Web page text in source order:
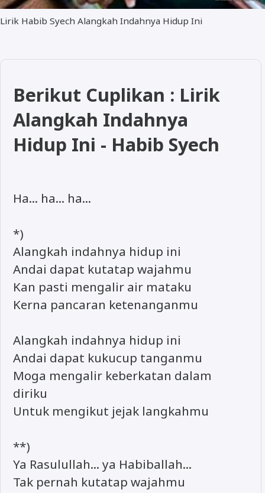
Lirik Habib Syech Alangkah Indahnya Hidup Ini
Berikut Cuplikan : Lirik
Alangkah Indahnya
Hidup Ini - Habib Syech
Ha... ha... ha...
*)
Alangkah indahnya hidup ini
Andai dapat kutatap wajahmu
Kan pasti mengalir air mataku
Kerna pancaran ketenanganmu
Alangkah indahnya hidup ini
Andai dapat kukucup tanganmu
Moga mengalir keberkatan dalam
diriku
Untuk mengikut jejak langkahmu
**)
Ya Rasulullah... ya Habiballah...
Tak pernah kutatap wajahmu